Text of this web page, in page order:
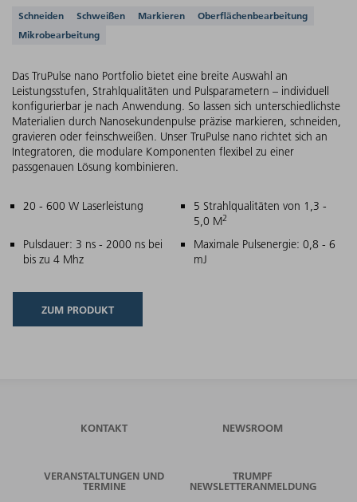
Unterstützte Anwendungen
Schneiden Schweißen Markieren
Oberflächenbearbeitung
Mikrobearbeitung
Das TruPulse nano Portfolio bietet eine breite Auswahl an
Leistungsstufen, Strahlqualitäten und Pulsparametern – individuell
konfigurierbar je nach Anwendung. So lassen sich unterschiedlichste
Materialien durch Nanosekundenpulse präzise markieren, schneiden,
gravieren oder feinschweißen. Unser TruPulse nano richtet sich an
Integratoren, die modulare Komponenten flexibel zu einer
passgenauen Lösung kombinieren.
Hauptmerkmale
20 - 600 W Laserleistung
5 Strahlqualitäten von 1,3 -
5,0 M2
Pulsdauer: 3 ns - 2000 ns bei
bis zu 4 Mhz
Maximale Pulsenergie: 0,8 - 6
mJ
ZUM PRODUKT
KONTAKT NEWSROOM
VERANSTALTUNGEN UND
TERMINE
TRUMPF
NEWSLETTERANMELDUNG